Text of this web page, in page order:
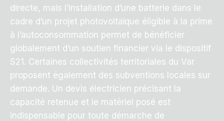
directe, mais l’installation d’une batterie dans le
cadre d’un projet photovoltaïque éligible à la prime
à l’autoconsommation permet de bénéficier
globalement d’un soutien financier via le dispositif
S21. Certaines collectivités territoriales du Var
proposent également des subventions locales sur
demande. Un devis électricien précisant la
capacité retenue et le matériel posé est
indispensable pour toute démarche de